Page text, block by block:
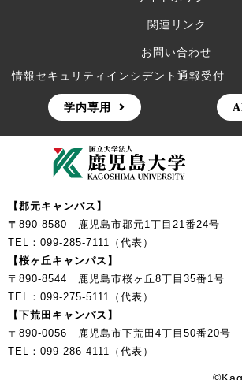
関連リンク
お問い合わせ
情報セキュリティインシデント通報受付
学内専用
【郡元キャンパス】
〒890-8580 鹿児島市郡元1丁目21番24号
TEL：099-285-7111（代表）
【桜ヶ丘キャンパス】
〒890-8544 鹿児島市桜ヶ丘8丁目35番1号
TEL：099-275-5111（代表）
【下荒田キャンパス】
〒890-0056 鹿児島市下荒田4丁目50番20号
TEL：099-286-4111（代表）